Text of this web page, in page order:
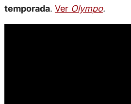
temporada. VerOlympo.